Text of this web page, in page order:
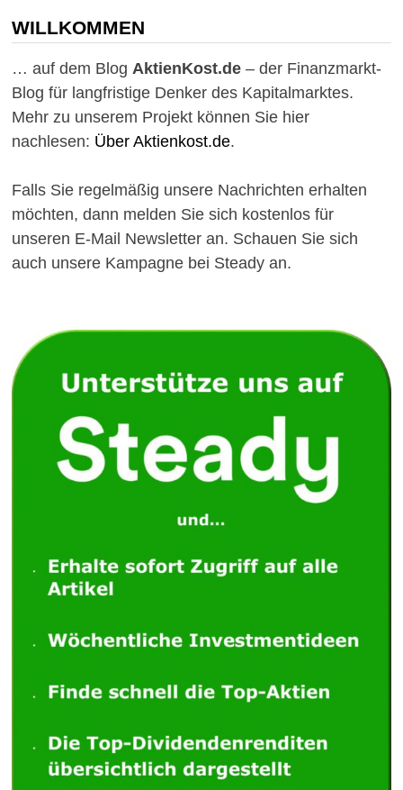
WILLKOMMEN
… auf dem Blog AktienKost.de– der Finanzmarkt-
Blog für langfristige Denker des Kapitalmarktes.
Mehr zu unserem Projekt können Sie hier
nachlesen: Über Aktienkost.de.
Falls Sie regelmäßig unsere Nachrichten erhalten
möchten, dann melden Sie sich kostenlos für
unseren E-Mail Newsletter an. Schauen Sie sich
auch unsere Kampagne bei Steady an.